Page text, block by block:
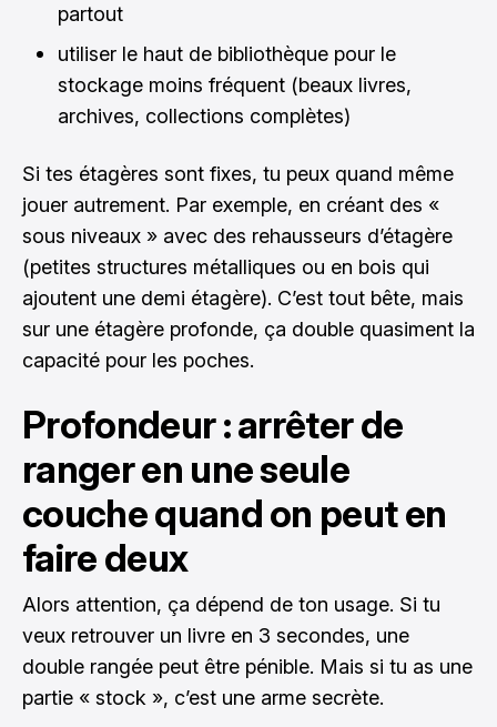
partout
utiliser le haut de bibliothèque pour le
stockage moins fréquent (beaux livres,
archives, collections complètes)
Si tes étagères sont fixes, tu peux quand même
jouer autrement. Par exemple, en créant des «
sous niveaux » avec des rehausseurs d’étagère
(petites structures métalliques ou en bois qui
ajoutent une demi étagère). C’est tout bête, mais
sur une étagère profonde, ça double quasiment la
capacité pour les poches.
Profondeur : arrêter de
ranger en une seule
couche quand on peut en
faire deux
Alors attention, ça dépend de ton usage. Si tu
veux retrouver un livre en 3 secondes, une
double rangée peut être pénible. Mais si tu as une
partie « stock », c’est une arme secrète.